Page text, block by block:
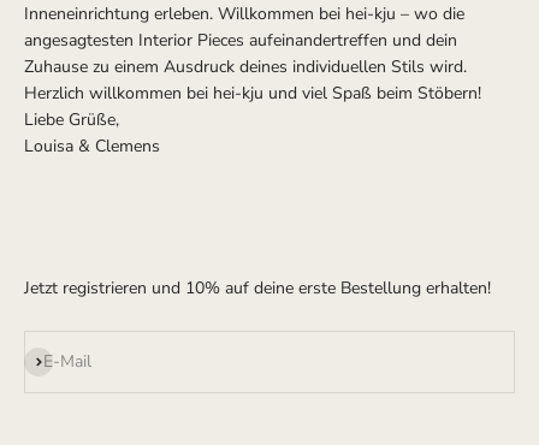
Inneneinrichtung erleben. Willkommen bei hei-kju – wo die
angesagtesten Interior Pieces aufeinandertreffen und dein
Zuhause zu einem Ausdruck deines individuellen Stils wird.
Herzlich willkommen bei hei-kju und viel Spaß beim Stöbern!
Liebe Grüße,
Louisa & Clemens
Jetzt registrieren und 10% auf deine erste Bestellung erhalten!
E-Mail
Abonnieren